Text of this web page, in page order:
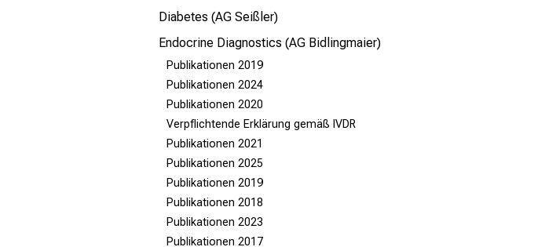
Diabetes (AG Seißler)
Endocrine Diagnostics (AG Bidlingmaier)
Publikationen 2019
Publikationen 2024
Publikationen 2020
Verpflichtende Erklärung gemäß IVDR
Publikationen 2021
Publikationen 2025
Publikationen 2019
Publikationen 2018
Publikationen 2023
Publikationen 2017